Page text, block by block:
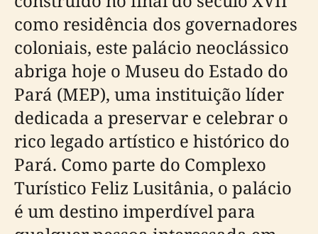
como residência dos governadores
coloniais, este palácio neoclássico
abriga hoje o Museu do Estado do
Pará (MEP), uma instituição líder
dedicada a preservar e celebrar o
rico legado artístico e histórico do
Pará. Como parte do Complexo
Turístico Feliz Lusitânia, o palácio
é um destino imperdível para